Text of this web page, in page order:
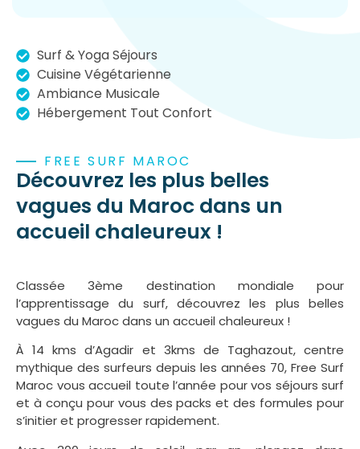
Surf & Yoga Séjours
Cuisine Végétarienne
Ambiance Musicale
Hébergement Tout Confort
FREE SURF MAROC
Découvrez les plus belles
vagues du Maroc dans un
accueil chaleureux !
Classée 3ème destination mondiale pour
l’apprentissage du surf, découvrez les plus belles
vagues du Maroc dans un accueil chaleureux !
À 14 kms d’Agadir et 3kms de Taghazout, centre
mythique des surfeurs depuis les années 70, Free Surf
Maroc vous accueil toute l’année pour vos séjours surf
et à conçu pour vous des packs et des formules pour
s’initier et progresser rapidement.